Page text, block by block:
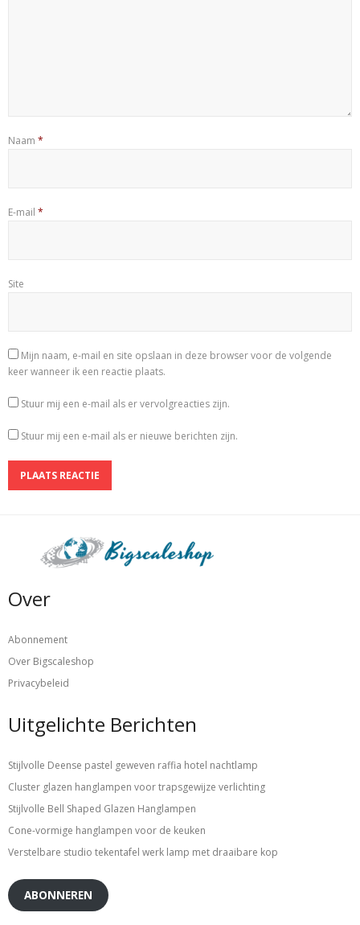
Naam *
E-mail *
Site
Mijn naam, e-mail en site opslaan in deze browser voor de volgende
keer wanneer ik een reactie plaats.
Stuur mij een e-mail als er vervolgreacties zijn.
Stuur mij een e-mail als er nieuwe berichten zijn.
Over
Abonnement
Over Bigscaleshop
Privacybeleid
Uitgelichte Berichten
Stijlvolle Deense pastel geweven raffia hotel nachtlamp
Cluster glazen hanglampen voor trapsgewijze verlichting
Stijlvolle Bell Shaped Glazen Hanglampen
Cone-vormige hanglampen voor de keuken
Verstelbare studio tekentafel werk lamp met draaibare kop
ABONNEREN